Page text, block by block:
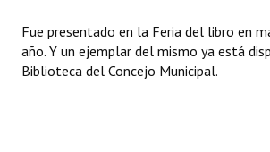
Mujeres que Dejaron Huellas - Registro
Periodistas Decanos - Registro
Fue presentado en la Feria del libro en
año. Y un ejemplar del mismo ya está
Biblioteca del Concejo Municipal.